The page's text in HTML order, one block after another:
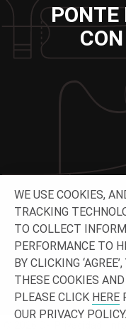
PONTE
WE USE COOKIES,
TRACKING
TO COLLECT
PERFORMANCE TO
BY CLICKING
THESE COOKIES
PLEASE CLICK HERE
OUR PRIVACY POLICY.